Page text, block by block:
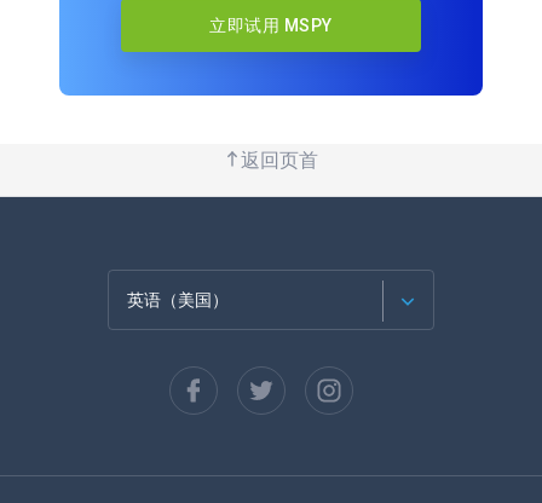
立即试用 MSPY
返回页首
英语（美国）
西班牙语
德语